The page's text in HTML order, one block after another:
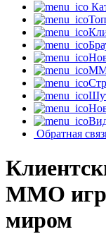
Обратная
MMO
миром